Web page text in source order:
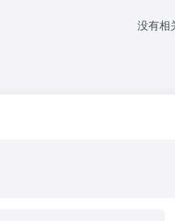
没有相